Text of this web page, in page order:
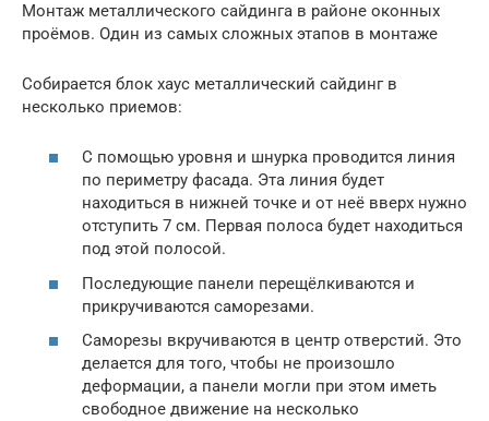
Монтаж металлического сайдинга в районе оконных
проёмов. Один из самых сложных этапов в монтаже
Собирается блок хаус металлический сайдинг в
несколько приемов:
С помощью уровня и шнурка проводится линия
по периметру фасада. Эта линия будет
находиться в нижней точке и от неё вверх нужно
отступить 7 см. Первая полоса будет находиться
под этой полосой.
Последующие панели перещёлкиваются и
прикручиваются саморезами.
Саморезы вкручиваются в центр отверстий. Это
делается для того, чтобы не произошло
деформации, а панели могли при этом иметь
свободное движение на несколько